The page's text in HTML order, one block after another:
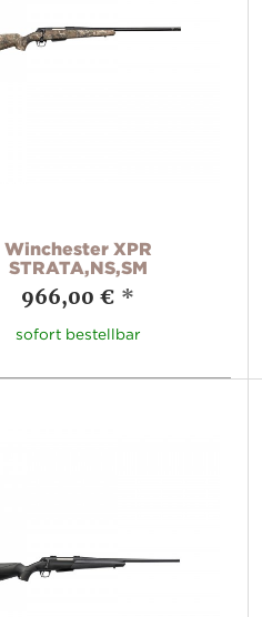
Winchester XPR
STRATA,NS,SM
966,00 € *
sofort bestellbar